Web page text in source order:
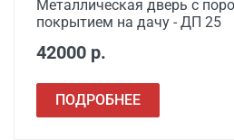
Металлическая дверь с
покрытием на дачу - ДП 25
42000 р.
ПОДРОБНЕЕ